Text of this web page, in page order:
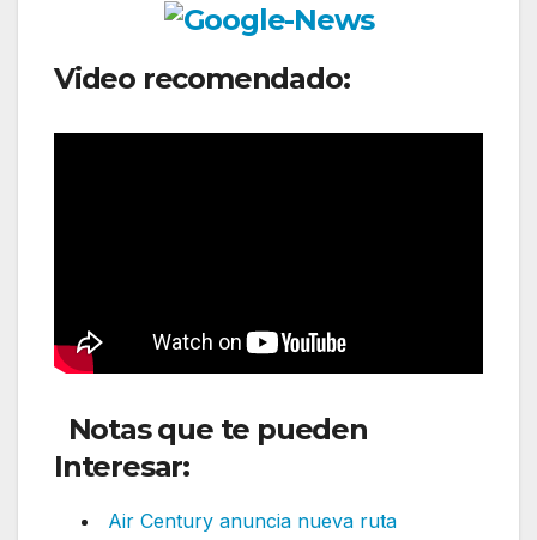
Video recomendado:
Notas que te pueden
Interesar:
Air Century anuncia nueva ruta